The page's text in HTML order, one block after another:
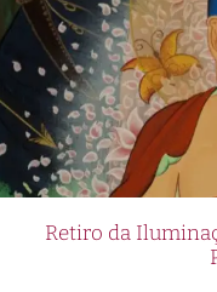
de sus juegos
sus hogares.
Una de las
Up Casino es su
tragamonedas.
elegir entre una
desde las
las emocionantes
Retiro da